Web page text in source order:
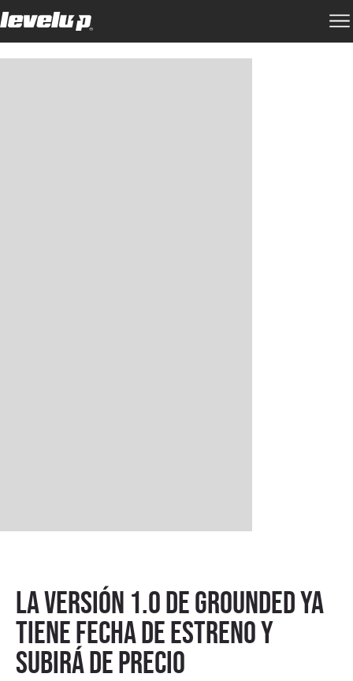
La versión 1.0 de Grounded ya
tiene fecha de estreno y
subirá de precio